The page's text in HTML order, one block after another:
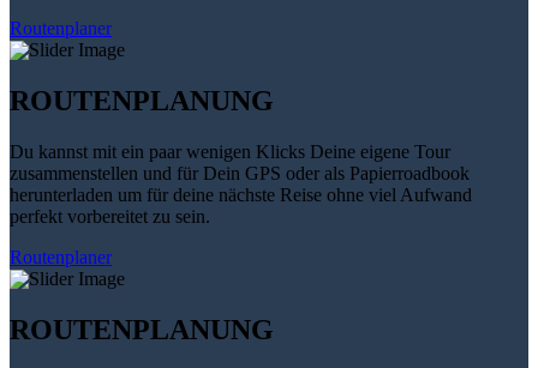
Routenplaner
ROUTENPLANUNG
Du kannst mit ein paar wenigen Klicks Deine eigene Tour
zusammenstellen und für Dein GPS oder als Papierroadbook
herunterladen um für deine nächste Reise ohne viel Aufwand
perfekt vorbereitet zu sein.
Routenplaner
ROUTENPLANUNG